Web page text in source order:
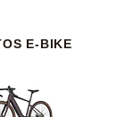
E-BIKE